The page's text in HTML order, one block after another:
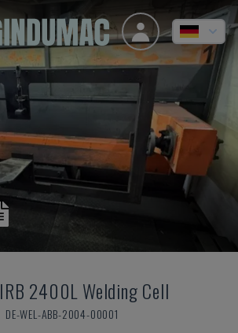
IRB 2400L Welding Cell
DE-WEL-ABB-2004-00001